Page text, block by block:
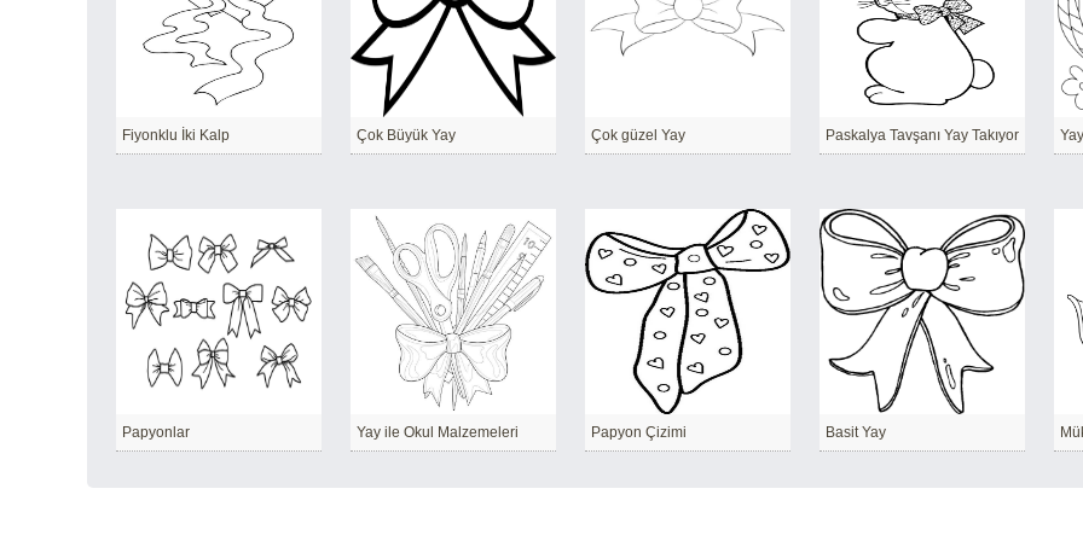
Fiyonklu İki Kalp Çok Büyük Yay Çok güzel Yay Paskalya Tavşanı Yay Takıyor
Papyonlar Yay ile Okul Malzemeleri Papyon Çizimi Basit Yay